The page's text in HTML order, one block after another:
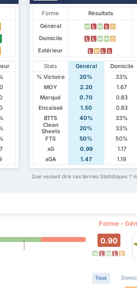
Forme Résultats
Général
W L W L D
Domicile
L L W W D
Extérieur
L D L L
Stats Général Domicile
% Victoire
20% 33%
MOY
2.20 1.67
Marqué
0.70 0.83
Encaissé
1.50 0.83
BTTS
40% 33%
Clean
Sheets
20% 33%
FTS
50% 50%
xG
0.99 1.17
xGA
1.47 1.19
Que veulent dire ces termes Statistiques ?
Forme -
0.90
W L W L D
Tous